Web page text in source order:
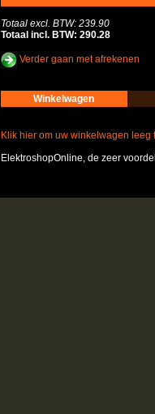
Totaal excl. BTW: 239.90
Totaal incl. BTW: 290.28
Verder gaan met afrekenen
Winkelwagen
Klik hier om uw winkelwagen leeg
ElektroshopOnline, de zeer